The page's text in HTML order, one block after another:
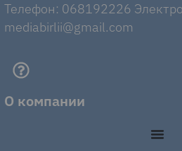
Телефон: 068192226
mediabirlii@gmail.com
О компании